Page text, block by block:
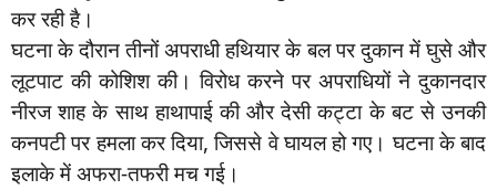
कर रही है।
घटना के दौरान तीनों अपराधी हथियार के बल पर दुकान में घुसे और
लूटपाट की कोशिश की। विरोध करने पर अपराधियों ने दुकानदार
नीरज शाह के साथ हाथापाई की और देसी कट्टा के बट से उनकी
कनपटी पर हमला कर दिया, जिससे वे घायल हो गए। घटना के बाद
इलाके में अफरा-तफरी मच गई।